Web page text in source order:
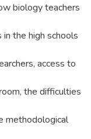
biology teachers
the high schools
access to
the difficulties
methodological